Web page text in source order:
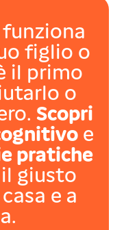
funziona
figlio o
il primo
o
Scopri
e
pratiche
giusto
e a